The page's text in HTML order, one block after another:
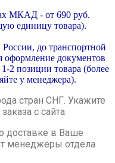
МКАД - от 690 руб.
единицу товара).
до транспортной
документов
2 позиции товара (более
у менеджера).
стран СНГ. Укажите
с сайта.
доставке в Ваше
менеджеры отдела